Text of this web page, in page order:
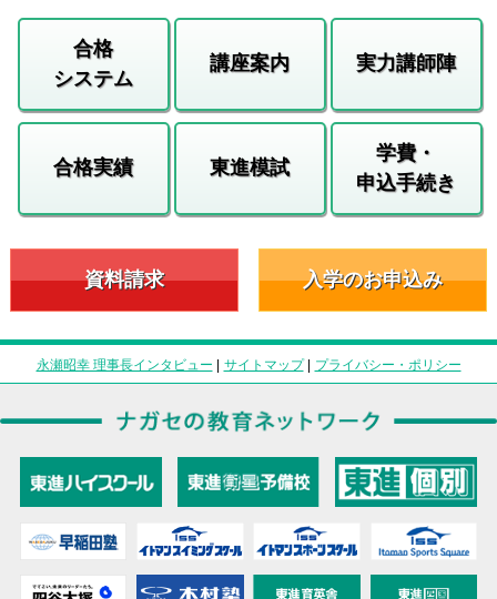
合格
システム
講座案内 実力講師陣
合格実績 東進模試
学費・
申込手続き
資料請求 入学のお申込み
永瀬昭幸 理事長インタビュー | サイトマップ| プライバシー・ポリシー